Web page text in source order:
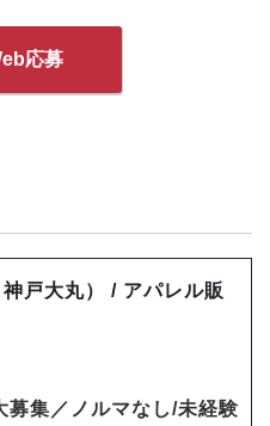
応募
戸大丸） / アパレル販
募集／ノルマなし/未経験